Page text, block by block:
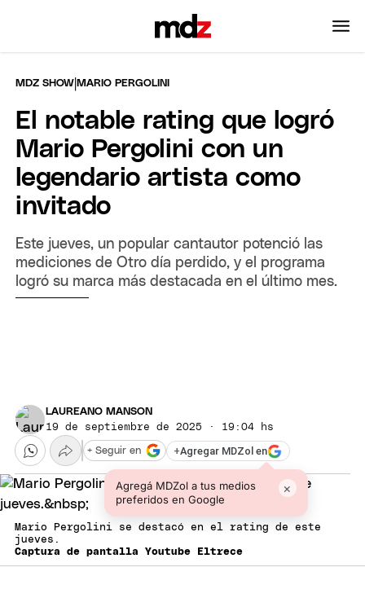
MDZ SHOW |MARIO PERGOLINI
El notable rating que logró
Mario Pergolini con un
legendario artista como
invitado
Este jueves, un popular cantautor potenció las
mediciones de Otro día perdido, y el programa
logró su marca más destacada en el último mes.
LAUREANO MANSON
19 de septiembre de 2025 · 19:04 hs
+Agregar MDZol en
Agregá MDZol a tus medios
preferidos en Google
×
+ Seguir en
Mario Pergolini se destacó en el rating de este
jueves.
Captura de pantalla Youtube Eltrece